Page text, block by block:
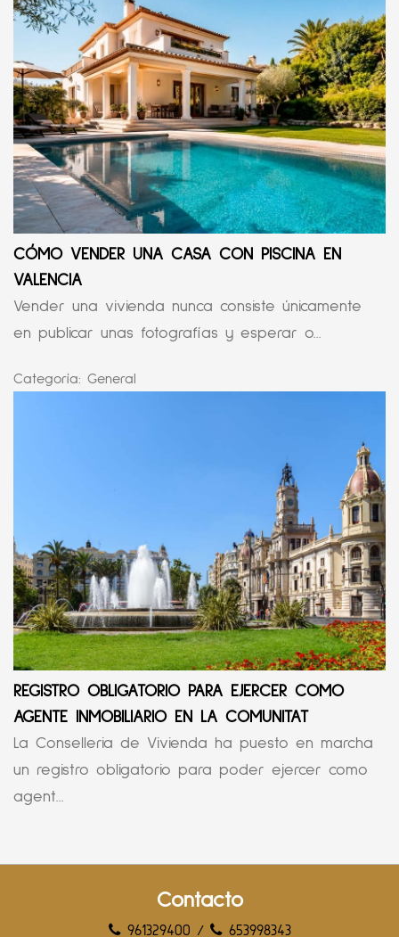
CÓMO VENDER UNA CASA CON PISCINA EN
VALENCIA
Vender una vivienda nunca consiste únicamente
en publicar unas fotografías y esperar o...
Categoría: General
REGISTRO OBLIGATORIO PARA EJERCER COMO
AGENTE INMOBILIARIO EN LA COMUNITAT
La Conselleria de Vivienda ha puesto en marcha
un registro obligatorio para poder ejercer como
agent...
Contacto
961329400 / 653998343